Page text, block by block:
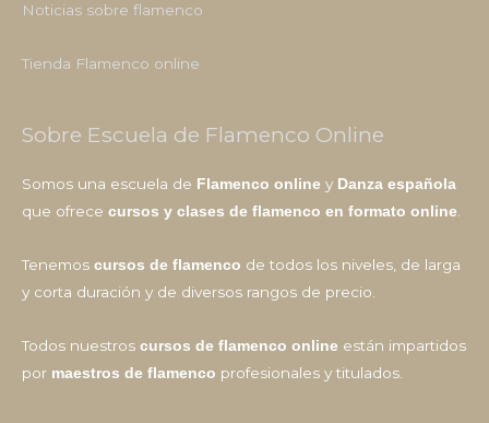
Noticias sobre flamenco
Tienda Flamenco online
Sobre Escuela de Flamenco Online
Somos una escuela de Flamenco online y Danza española
que ofrece cursos y clases de flamenco en formato online.
Tenemos cursos de flamenco de todos los niveles, de larga
y corta duración y de diversos rangos de precio.
Todos nuestros cursos de flamenco online están impartidos
por maestros de flamenco profesionales y titulados.